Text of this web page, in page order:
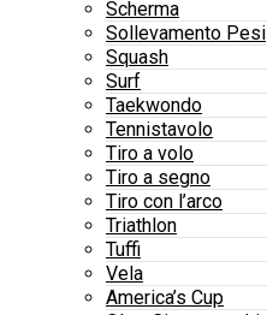
Scherma
Sollevamento Pesi
Squash
Surf
Taekwondo
Tennistavolo
Tiro a volo
Tiro a segno
Tiro con l’arco
Triathlon
Tuffi
Vela
America’s Cup